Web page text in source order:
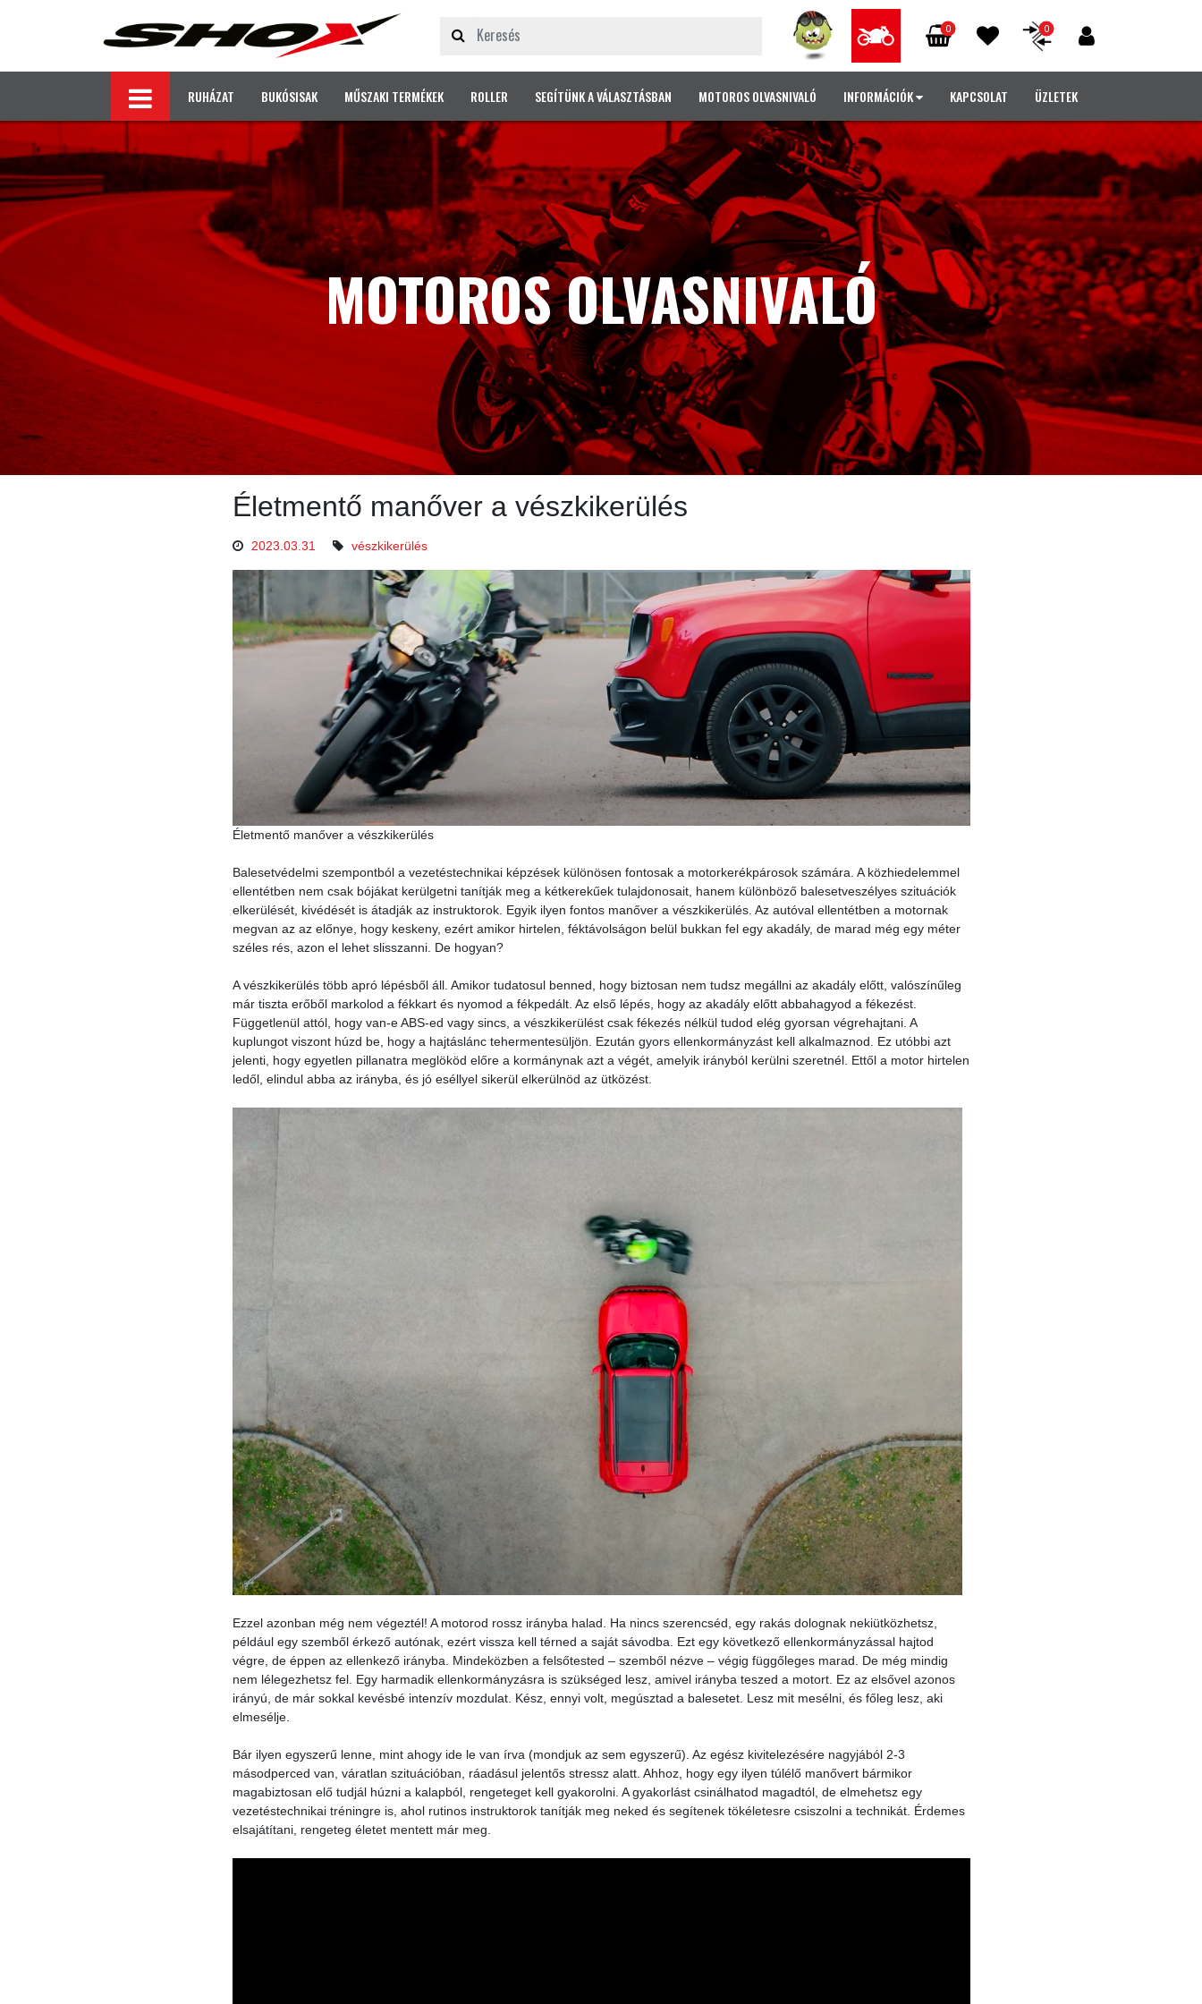
0 0
RUHÁZAT BUKÓSISAK MŰSZAKI TERMÉKEK ROLLER SEGÍTÜNK A VÁLASZTÁSBAN MOTOROS OLVASNIVALÓ INFORMÁCIÓK KAPCSOLAT ÜZLETEK
MOTOROS OLVASNIVALÓ
Életmentő manőver a vészkikerülés
2023.03.31 vészkikerülés
Életmentő manőver a vészkikerülés
Balesetvédelmi szempontból a vezetéstechnikai képzések különösen fontosak a motorkerékpárosok számára. A közhiedelemmel
ellentétben nem csak bójákat kerülgetni tanítják meg a kétkerekűek tulajdonosait, hanem különböző balesetveszélyes szituációk
elkerülését, kivédését is átadják az instruktorok. Egyik ilyen fontos manőver a vészkikerülés. Az autóval ellentétben a motornak
megvan az az előnye, hogy keskeny, ezért amikor hirtelen, féktávolságon belül bukkan fel egy akadály, de marad még egy méter
széles rés, azon el lehet slisszanni. De hogyan?
A vészkikerülés több apró lépésből áll. Amikor tudatosul benned, hogy biztosan nem tudsz megállni az akadály előtt, valószínűleg
már tiszta erőből markolod a fékkart és nyomod a fékpedált. Az első lépés, hogy az akadály előtt abbahagyod a fékezést.
Függetlenül attól, hogy van-e ABS-ed vagy sincs, a vészkikerülést csak fékezés nélkül tudod elég gyorsan végrehajtani. A
kuplungot viszont húzd be, hogy a hajtáslánc tehermentesüljön. Ezután gyors ellenkormányzást kell alkalmaznod. Ez utóbbi azt
jelenti, hogy egyetlen pillanatra meglököd előre a kormánynak azt a végét, amelyik irányból kerülni szeretnél. Ettől a motor hirtelen
ledől, elindul abba az irányba, és jó eséllyel sikerül elkerülnöd az ütközést.
Ezzel azonban még nem végeztél! A motorod rossz irányba halad. Ha nincs szerencséd, egy rakás dolognak nekiütközhetsz,
például egy szemből érkező autónak, ezért vissza kell térned a saját sávodba. Ezt egy következő ellenkormányzással hajtod
végre, de éppen az ellenkező irányba. Mindeközben a felsőtested – szemből nézve – végig függőleges marad. De még mindig
nem lélegezhetsz fel. Egy harmadik ellenkormányzásra is szükséged lesz, amivel irányba teszed a motort. Ez az elsővel azonos
irányú, de már sokkal kevésbé intenzív mozdulat. Kész, ennyi volt, megúsztad a balesetet. Lesz mit mesélni, és főleg lesz, aki
elmesélje.
Bár ilyen egyszerű lenne, mint ahogy ide le van írva (mondjuk az sem egyszerű). Az egész kivitelezésére nagyjából 2-3
másodperced van, váratlan szituációban, ráadásul jelentős stressz alatt. Ahhoz, hogy egy ilyen túlélő manővert bármikor
magabiztosan elő tudjál húzni a kalapból, rengeteget kell gyakorolni. A gyakorlást csinálhatod magadtól, de elmehetsz egy
vezetéstechnikai tréningre is, ahol rutinos instruktorok tanítják meg neked és segítenek tökéletesre csiszolni a technikát. Érdemes
elsajátítani, rengeteg életet mentett már meg.